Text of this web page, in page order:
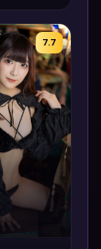
7.7